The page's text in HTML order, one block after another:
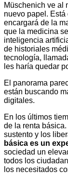
Müschenich ve al
nuevo papel.
encargará de la
que la medicina
inteligencia
de historiales
tecnología,
les haría quedar
El panorama
están buscando
digitales.
En los últimos
de la renta
sustento y los
básica es un
sociedad un
todos los
los necesitados